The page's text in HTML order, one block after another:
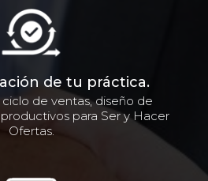
de tu práctica.
de ventas, diseño de
para Ser y Hacer
Ofertas.